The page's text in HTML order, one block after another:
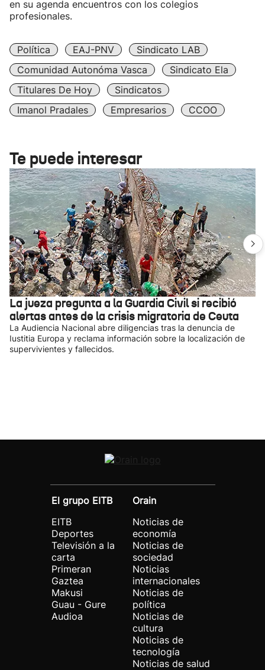
en su agenda encuentros con los colegios
profesionales.
Política EAJ-PNV
Sindicato LAB
Comunidad Autonóma Vasca
Sindicato Ela
Titulares De Hoy
Sindicatos
Imanol Pradales
Empresarios CCOO
Te puede interesar
La jueza pregunta a la Guardia Civil si recibió
alertas antes de la crisis migratoria de Ceuta
La Audiencia Nacional abre diligencias tras la denuncia de
Iustitia Europa y reclama información sobre la localización de
supervivientes y fallecidos.
El grupo EITB
EITB
Deportes
Televisión a la
carta
Primeran
Gaztea
Makusi
Guau - Gure
Audioa
Orain
Noticias de
economía
Noticias de
sociedad
Noticias
internacionales
Noticias de
política
Noticias de
cultura
Noticias de
tecnología
Noticias de salud